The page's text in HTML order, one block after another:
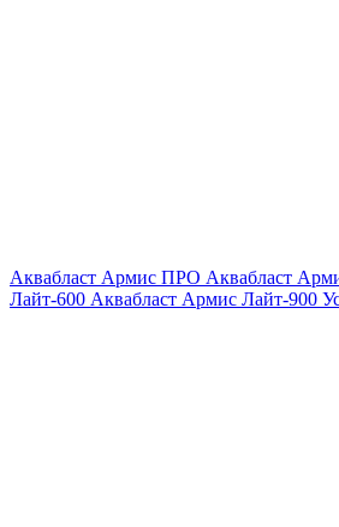
Аквабласт Армис ПРО Аквабласт
Лайт-600 Аквабласт Армис Лайт-900